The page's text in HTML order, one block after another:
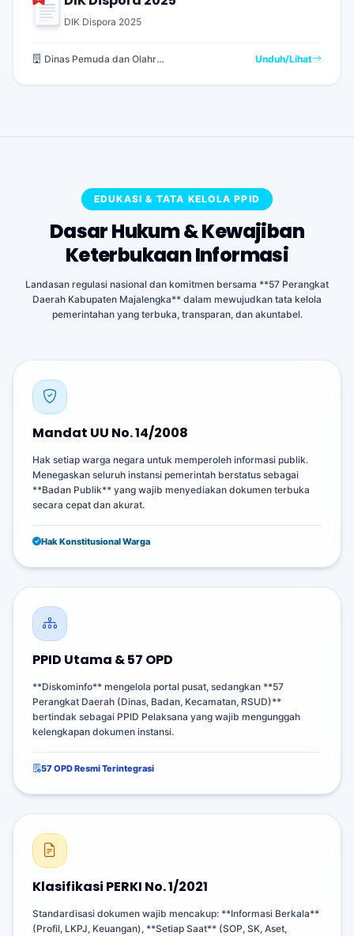
DIK Dispora 2025
Dinas Pemuda dan Olahraga Unduh/Lihat
EDUKASI & TATA KELOLA PPID
Dasar Hukum & Kewajiban
Keterbukaan Informasi
Landasan regulasi nasional dan komitmen bersama **57 Perangkat
Daerah Kabupaten Majalengka** dalam mewujudkan tata kelola
pemerintahan yang terbuka, transparan, dan akuntabel.
Mandat UU No. 14/2008
Hak setiap warga negara untuk memperoleh informasi publik.
Menegaskan seluruh instansi pemerintah berstatus sebagai
**Badan Publik** yang wajib menyediakan dokumen terbuka
secara cepat dan akurat.
Hak Konstitusional Warga
PPID Utama & 57 OPD
**Diskominfo** mengelola portal pusat, sedangkan **57
Perangkat Daerah (Dinas, Badan, Kecamatan, RSUD)**
bertindak sebagai PPID Pelaksana yang wajib mengunggah
kelengkapan dokumen instansi.
57 OPD Resmi Terintegrasi
Klasifikasi PERKI No. 1/2021
Standardisasi dokumen wajib mencakup: **Informasi Berkala**
(Profil, LKPJ, Keuangan), **Setiap Saat** (SOP, SK, Aset,